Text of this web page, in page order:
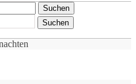
Suchen
Suchen